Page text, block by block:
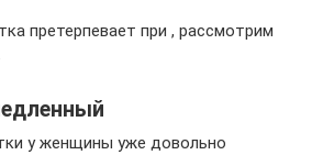
претерпевает при , рассмотрим
у женщины уже довольно